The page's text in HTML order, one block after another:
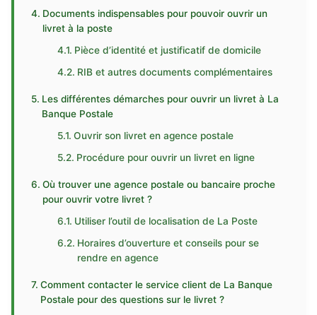
Documents indispensables pour pouvoir ouvrir un
livret à la poste
Pièce d’identité et justificatif de domicile
RIB et autres documents complémentaires
Les différentes démarches pour ouvrir un livret à La
Banque Postale
Ouvrir son livret en agence postale
Procédure pour ouvrir un livret en ligne
Où trouver une agence postale ou bancaire proche
pour ouvrir votre livret ?
Utiliser l’outil de localisation de La Poste
Horaires d’ouverture et conseils pour se
rendre en agence
Comment contacter le service client de La Banque
Postale pour des questions sur le livret ?